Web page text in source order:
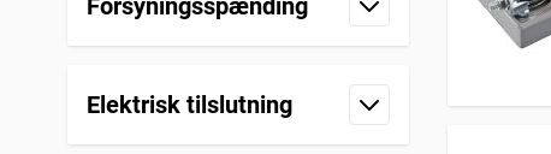
Forsyningsspænding
filter
Elektrisk tilslutning
filter